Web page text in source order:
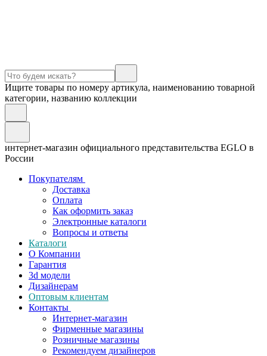
Ищите товары по номеру артикула, наименованию товарной
категории, названию коллекции
интернет-магазин официального представительства EGLO в
России
Покупателям
Доставка
Оплата
Как оформить заказ
Электронные каталоги
Вопросы и ответы
Каталоги
О Компании
Гарантия
3d модели
Дизайнерам
Оптовым клиентам
Контакты
Интернет-магазин
Фирменные магазины
Розничные магазины
Рекомендуем дизайнеров